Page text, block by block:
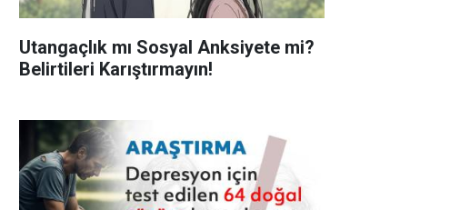
Utangaçlık mı Sosyal Anksiyete mi?
Belirtileri Karıştırmayın!